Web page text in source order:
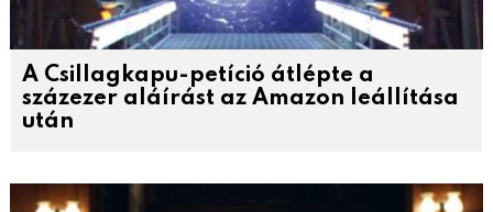
A Csillagkapu-petíció átlépte a
százezer aláírást az Amazon leállítása
után